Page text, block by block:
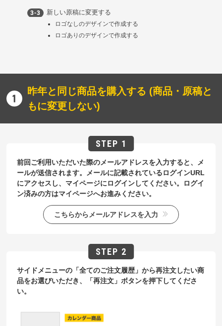
新しい原稿に変更する
ロゴなしのデザインで作成する
ロゴありのデザインで作成する
昨年と同じ商品を購入する (商品・原稿と
もに変更しない)
前回ご利用いただいた際のメールアドレスを入力すると、メ
ールが送信されます。メールに記載されているログインURL
にアクセスし、マイページにログインしてください。ログイ
ン済みの方はマイページへお進みください。
こちらからメールアドレスを入力
サイドメニューの「全てのご注文履歴」から再注文したい商
品をお選びいただき、「再注文」ボタンを押下してくださ
い。